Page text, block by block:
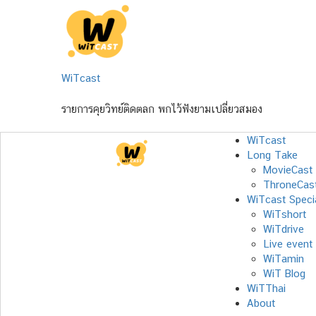
WiTcast
รายการคุยวิทย์ติดตลก พกไว้ฟังยามเปลี่ยวสมอง
WiTcast
Long Take
MovieCast
WiTcast
WiTshort
WiTdrive
Live event
WiTamin
WiT Blog
WiTThai
About